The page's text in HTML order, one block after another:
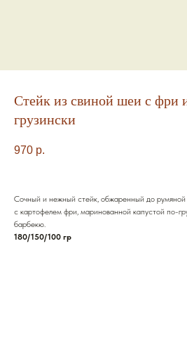
Стейк из свиной шеи с фри
грузински
970 р.
Сочный и нежный стейк, обжаренный до румяной
с картофелем фри, маринованной капустой по-
барбекю.
180/150/100 гр